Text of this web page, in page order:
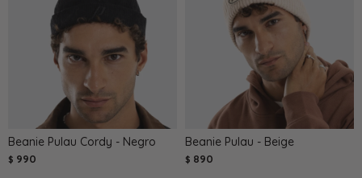
Beanie Pulau Cordy - Negro
$ 990
Beanie Pulau - Beige
$ 890